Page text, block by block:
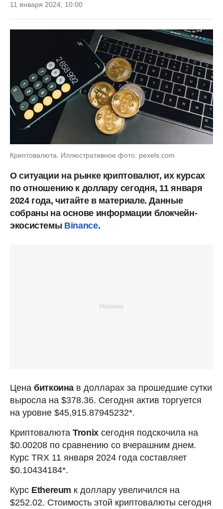
11 января 2024, 10:00
Криптовалюта. Иллюстративное фото: pexels.com
О ситуации на рынке криптовалют, их курсах
по отношению к доллару сегодня, 11 января
2024 года, читайте в материале. Данные
собраны на основе информации блокчейн-
экосистемы Binance.
Цена биткоина в долларах за прошедшие сутки
выросла на $378.36. Сегодня актив торгуется
на уровне $45,915.87945232*.
Криптовалюта Tronixсегодня подскочила на
$0.00208 по сравнению со вчерашним днем.
Курс TRX 11 января 2024 года составляет
$0.10434184*.
Курс Ethereum к доллару увеличился на
$252.02. Стоимость этой криптовалюты сегодня